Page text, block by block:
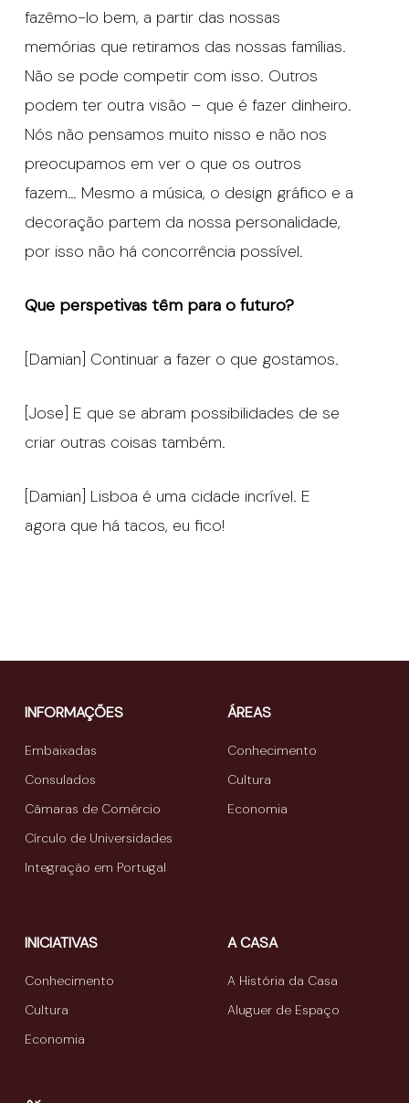
fazêmo-lo bem, a partir das nossas
memórias que retiramos das nossas famílias.
Não se pode competir com isso. Outros
podem ter outra visão – que é fazer dinheiro.
Nós não pensamos muito nisso e não nos
preocupamos em ver o que os outros
fazem… Mesmo a música, o design gráfico e a
decoração partem da nossa personalidade,
por isso não há concorrência possível.
Que perspetivas têm para o futuro?
[Damian] Continuar a fazer o que gostamos.
[Jose] E que se abram possibilidades de se
criar outras coisas também.
[Damian] Lisboa é uma cidade incrível. E
agora que há tacos, eu fico!
INFORMAÇÕES
Embaixadas
Consulados
Câmaras de Comércio
Círculo de Universidades
Integração em Portugal
ÁREAS
Conhecimento
Cultura
Economia
INICIATIVAS
Conhecimento
Cultura
Economia
A CASA
A História da Casa
Aluguer de Espaço